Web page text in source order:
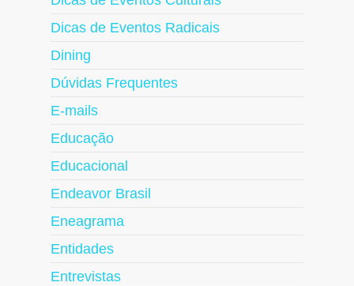
Dicas de Eventos Radicais
Dining
Dúvidas Frequentes
E-mails
Educação
Educacional
Endeavor Brasil
Eneagrama
Entidades
Entrevistas